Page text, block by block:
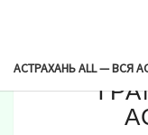
АСТРАХАНЬ ALL — ВСЯ
17